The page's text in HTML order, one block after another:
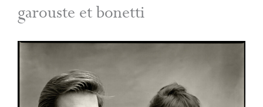
garouste et bonetti